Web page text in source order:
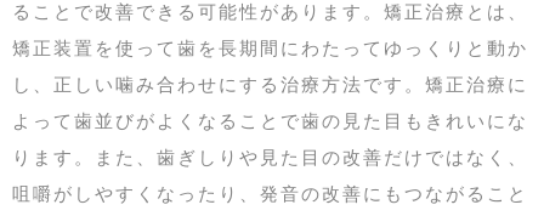
ることで改善できる可能性があります。矯正治療とは、
矯正装置を使って歯を長期間にわたってゆっくりと動か
し、正しい噛み合わせにする治療方法です。矯正治療に
よって歯並びがよくなることで歯の見た目もきれいにな
ります。また、歯ぎしりや見た目の改善だけではなく、
咀嚼がしやすくなったり、発音の改善にもつながること